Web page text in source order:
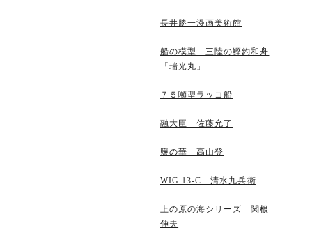
長井勝一漫画美術館
船の模型 三陸の鰹釣和舟
「瑞光丸」
７５噸型ラッコ船
融大臣 佐藤允了
鹽の華 高山登
WIG 13-C 清水九兵衛
上の原の海シリーズ 関根
伸夫